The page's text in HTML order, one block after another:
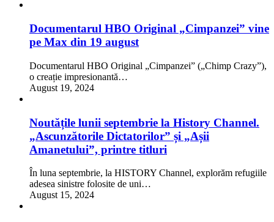
Documentarul HBO Original „Cimpanzei” vine
pe Max din 19 august
Documentarul HBO Original „Cimpanzei” („Chimp Crazy”),
o creație impresionantă…
August 19, 2024
Noutățile lunii septembrie la History Channel.
„Ascunzătorile Dictatorilor” și „Așii
Amanetului”, printre titluri
În luna septembrie, la HISTORY Channel, explorăm refugiile
adesea sinistre folosite de uni…
August 15, 2024